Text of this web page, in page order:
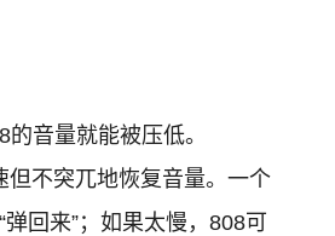
音量就能被压低。
但不突兀地恢复音量。一个
回来”；如果太慢，808可